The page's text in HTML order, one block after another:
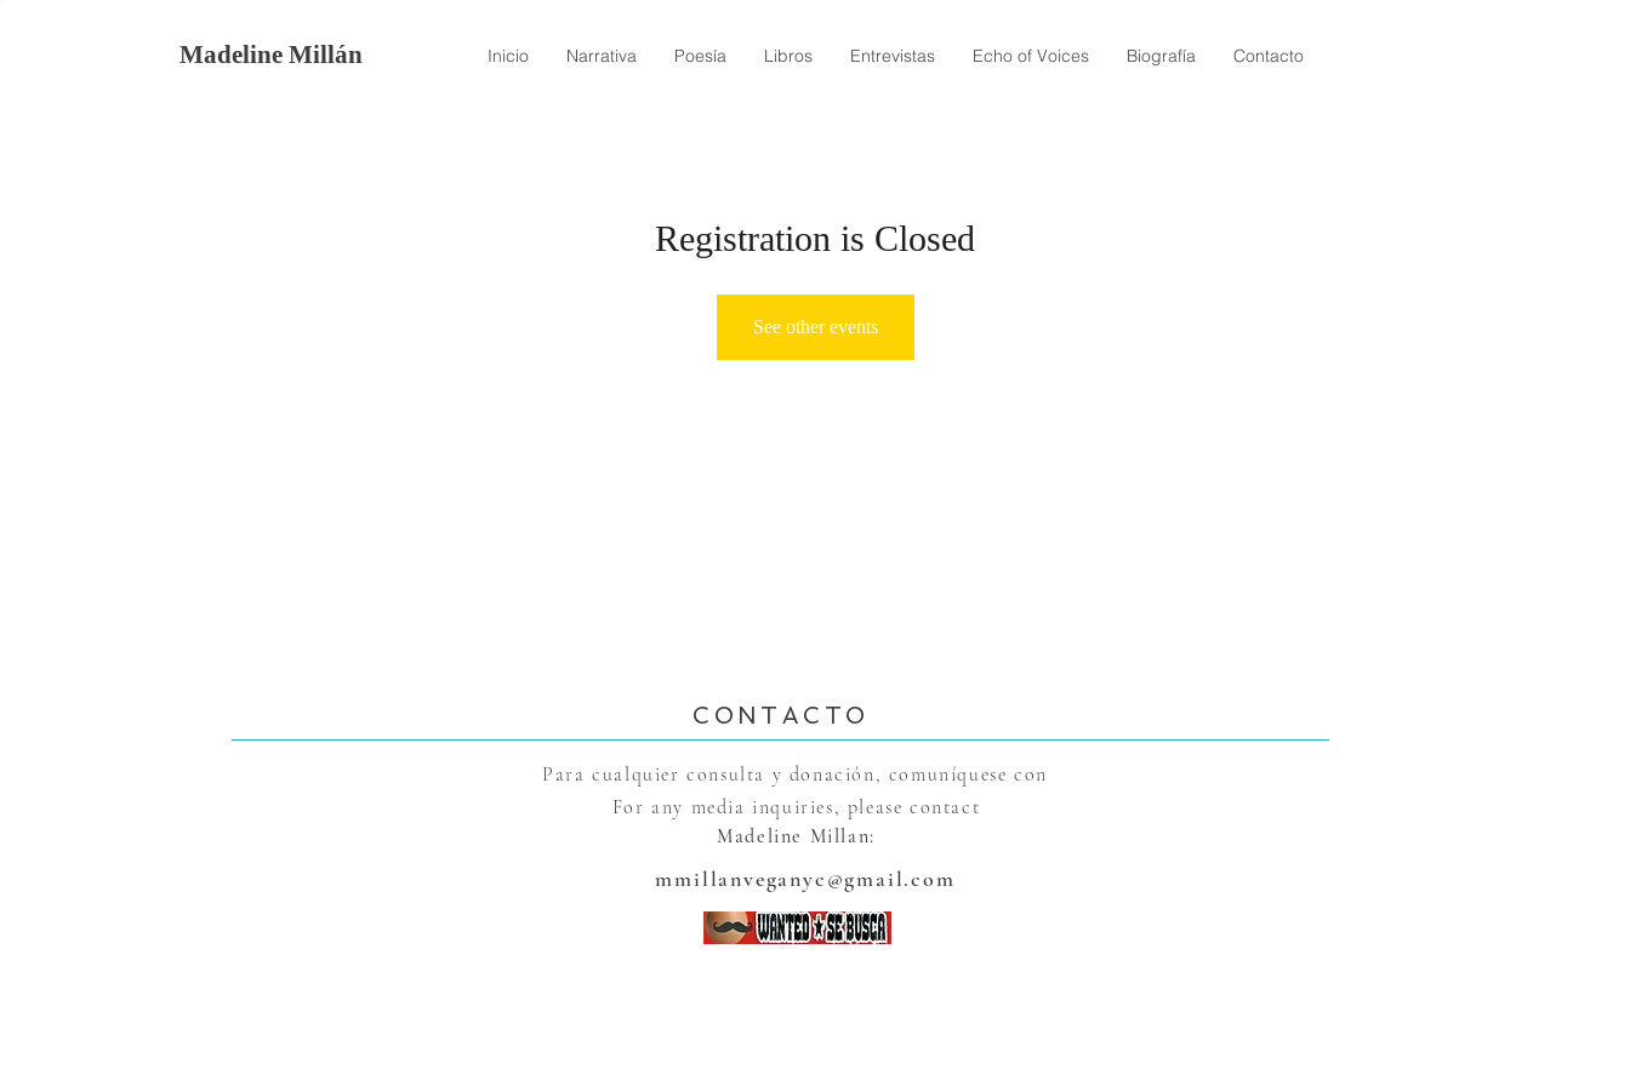
Madeline Millán Inicio Narrativa Poesía Libros Entrevistas Echo of Voices Biografía Contacto
Registration is Closed
See other events
CONTACTO
Para cualquier consulta y donación, comuníquese con
For any media inquiries, please contact
Madeline Millan:
mmillanveganyc@gmail.com